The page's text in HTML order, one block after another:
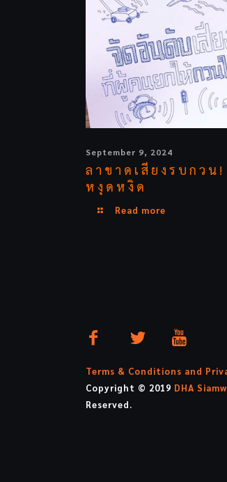
September 9, 2024
ลาขาดเสียงรบกวน!
หงุดหงิด
Read more
Terms & Conditions and
Copyright © 2019 DHA
Reserved.